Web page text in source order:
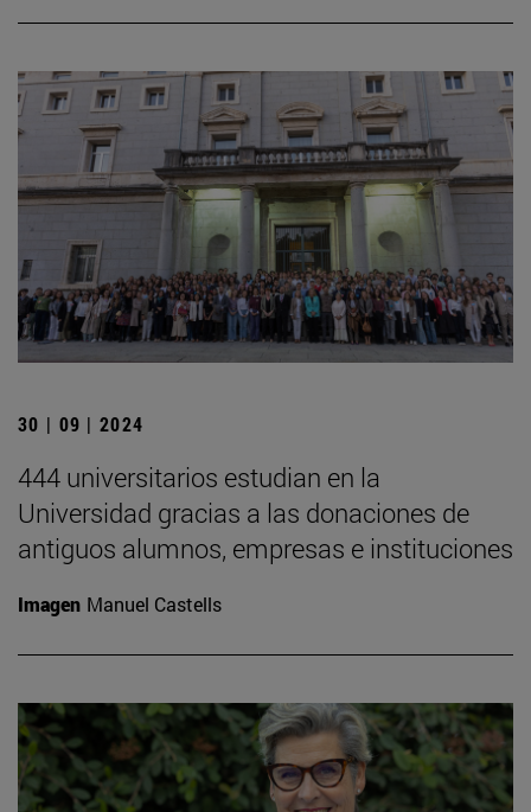
30 | 09 | 2024
444 universitarios estudian en la
Universidad gracias a las donaciones de
antiguos alumnos, empresas e instituciones
Imagen Manuel Castells